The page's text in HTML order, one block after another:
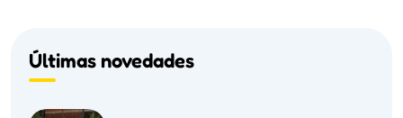
Últimas novedades